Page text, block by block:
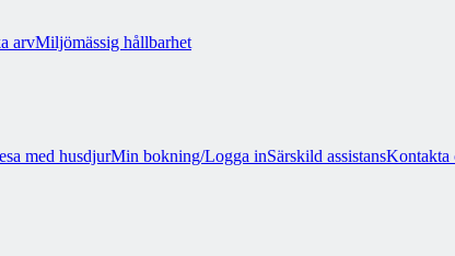
arvMiljömässig hållbarhet
med husdjurMin bokning/Logga inSärskild assistansKontakta